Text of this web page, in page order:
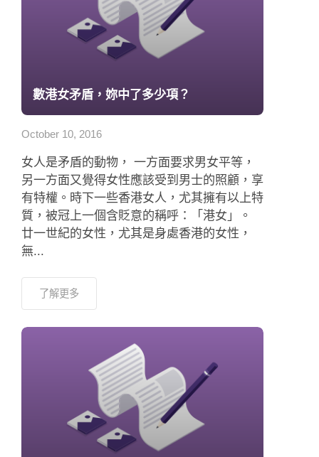
數港女矛盾，妳中了多少項？
October 10, 2016
女人是矛盾的動物， 一方面要求男女平等，
另一方面又覺得女性應該受到男士的照顧，享
有特權。時下一些香港女人，尤其擁有以上特
質，被冠上一個含貶意的稱呼：「港女」。
廿一世紀的女性，尤其是身處香港的女性，
無...
了解更多